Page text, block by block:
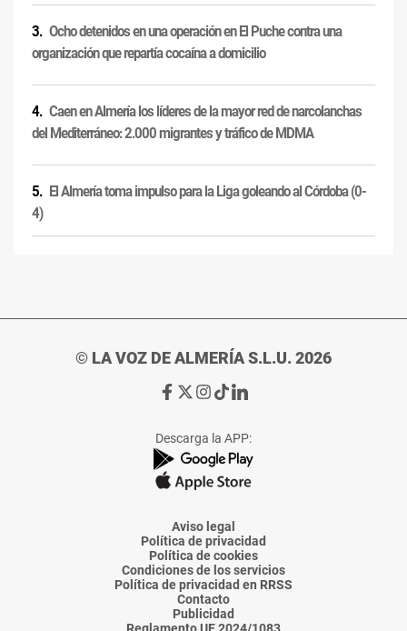
Ocho detenidos en una operación en El Puche contra una
organización que repartía cocaína a domicilio
Caen en Almería los líderes de la mayor red de narcolanchas
del Mediterráneo: 2.000 migrantes y tráfico de MDMA
El Almería toma impulso para la Liga goleando al Córdoba (0-
4)
© LA VOZ DE ALMERÍA S.L.U. 2026
Ir
de
La
Voz
Almería
Ir
de
La
Voz
Almería
Ir
de
La
Voz
Almería
Ir
de
La
Voz
Almería
Ir
de
La
Voz
Descarga la APP:
Aviso legal
Política de privacidad
Política de cookies
Condiciones de los servicios
Política de privacidad en RRSS
Contacto
Publicidad